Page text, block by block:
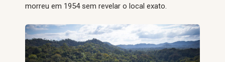
morreu em 1954 sem revelar o local exato.